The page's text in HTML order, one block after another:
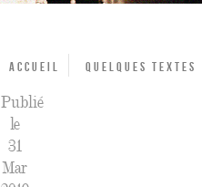
Accueil Quelques textes
Publié
le
31
Mar